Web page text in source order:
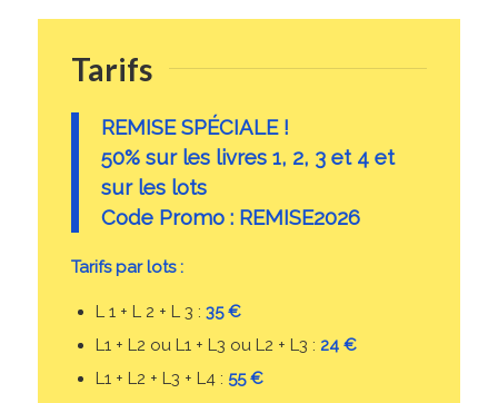
Tarifs
REMISE SPÉCIALE !
50% sur les livres 1, 2, 3 et 4 et
sur les lots
Code Promo : REMISE2026
Tarifs par lots :
L 1 + L 2 + L 3 : 35 €
L1 + L2 ou L1 + L3 ou L2 + L3 : 24 €
L1 + L2 + L3 + L4 : 55 €